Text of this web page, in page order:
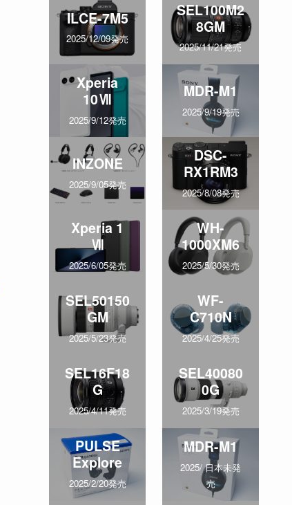
ILCE-7M5
2025/12/09発売
SEL100M2
8GM
2025/11/21発売
Xperia
10Ⅶ
2025/9/12発売
MDR-M1
2025/9/19発売
INZONE
2025/9/05発売
DSC-
RX1RM3
2025/8/08発売
Xperia 1
Ⅶ
2025/6/05発売
WH-
1000XM6
2025/5/30発売
SEL50150
GM
2025/5/23発売
WF-
C710N
2025/4/25発売
SEL16F18
G
2025/4/11発売
SEL40080
0G
2025/3/19発売
PULSE
Explore
2025/2/20発売
MDR-M1
2025/ 日本未発
売